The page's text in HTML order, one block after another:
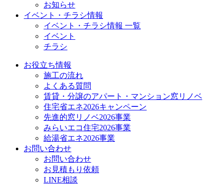
お知らせ
イベント・チラシ情報
イベント・チラシ情報 一覧
イベント
チラシ
お役立ち情報
施工の流れ
よくある質問
賃貸・分譲のアパート・マンション窓リノベ
住宅省エネ2026キャンペーン
先進的窓リノベ2026事業
みらいエコ住宅2026事業
給湯省エネ2026事業
お問い合わせ
お問い合わせ
お見積もり依頼
LINE相談